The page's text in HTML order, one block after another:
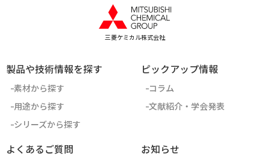
三菱ケミカル株式会社
製品や技術情報を探す
素材から探す
用途から探す
シリーズから探す
ピックアップ情報
コラム
文献紹介・学会発表
よくあるご質問
お知らせ